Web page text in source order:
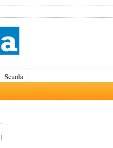
Scuola
|